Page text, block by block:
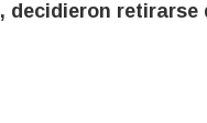
retirarse